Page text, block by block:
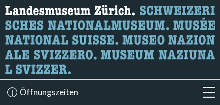
Wonach suchen Sie?
Hier können Sie nach Inhalten der Seite suchen.
Öffnungszeiten